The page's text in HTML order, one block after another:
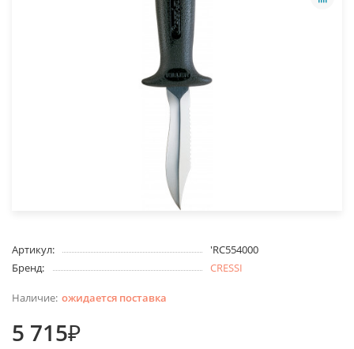
Артикул:
'RC554000
Бренд:
CRESSI
ожидается поставка
5 715₽